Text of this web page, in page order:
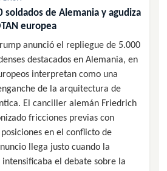
soldados de Alemania y agudiza
europea
anunció el repliegue de 5.000
destacados en Alemania, en
interpretan como una
de la arquitectura de
El canciller alemán Friedrich
fricciones previas con
en el conflicto de
llega justo cuando la
intensificaba el debate sobre la